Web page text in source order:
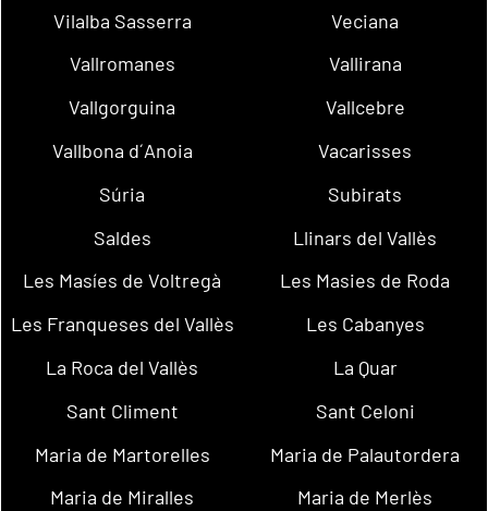
Vilalba Sasserra
Veciana
Vallromanes
Vallirana
Vallgorguina
Vallcebre
Vallbona d´Anoia
Vacarisses
Súria
Subirats
Saldes
Llinars del Vallès
Les Masíes de Voltregà
Les Masies de Roda
Les Franqueses del Vallès
Les Cabanyes
La Roca del Vallès
La Quar
Sant Climent
Sant Celoni
Maria de Martorelles
Maria de Palautordera
Maria de Miralles
Maria de Merlès